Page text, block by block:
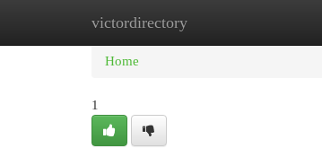
victordirectory
Home New Site Listings
Home
1